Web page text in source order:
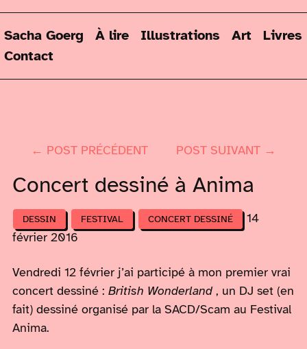
Sacha Goerg À lire Illustrations Art
Livres
Contact
← POST PRÉCÉDENT POST SUIVANT →
Concert dessiné à Anima
DESSIN FESTIVAL CONCERT DESSINÉ
14
février 2016
Vendredi 12 février j’ai participé à mon premier vrai
concert dessiné : British Wonderland, un DJ set (en
fait) dessiné organisé par la SACD/Scam au Festival
Anima.